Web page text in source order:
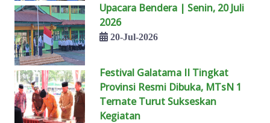
Upacara Bendera | Senin, 20 Juli
2026
20-Jul-2026
Festival Galatama II Tingkat
Provinsi Resmi Dibuka, MTsN 1
Ternate Turut Sukseskan
Kegiatan